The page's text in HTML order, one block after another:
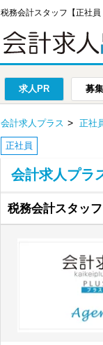
税務会計スタッフ【正社
求人PR 募
会計求人プラス 正社
正社員
会計求人プラ
税務会計スタッフ